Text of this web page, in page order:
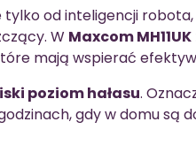
od inteligencji
W Maxcom MH11UK
mają wspierać
poziom hałasu.
gdy w domu są